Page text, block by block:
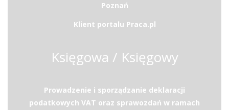
Poznań
Klient portalu Praca.pl
Księgowa / Księgowy
Prowadzenie i sporządzanie deklaracji
podatkowych VAT oraz sprawozdań w ramach